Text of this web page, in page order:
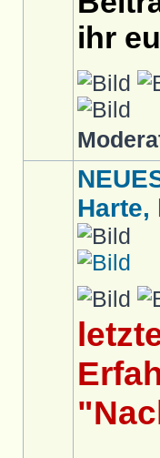
ihr
Harte,